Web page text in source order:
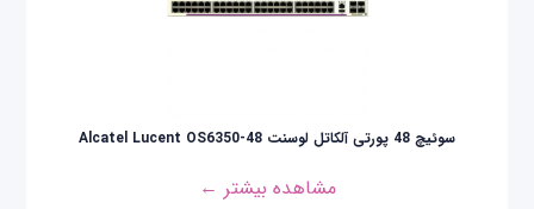
سوئیچ 48 پورتی آلکاتل لوسنت Alcatel Lucent OS6350-48
مشاهده بیشتر ←